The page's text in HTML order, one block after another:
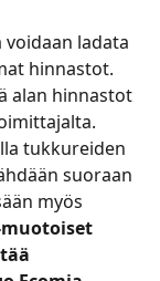
ladata
hinnastot.
alan hinnastot
tukkureiden
suoraan
myös
muotoiset